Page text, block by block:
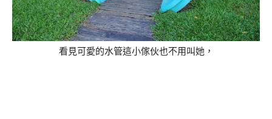
看見可愛的水管這小傢伙也不用叫她，